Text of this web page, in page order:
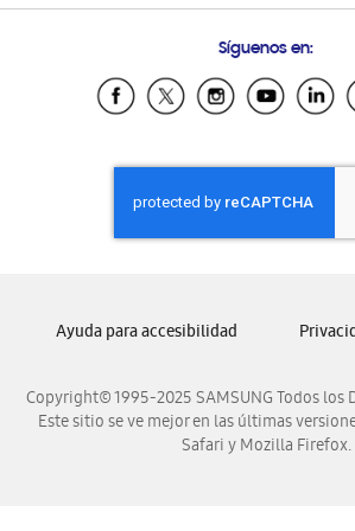
Samsung Ecuador
Samsung El Salvador
Samsung Honduras
Samsung Nicaragua
Samsung Panamá
Samsung Venezuela
Síguenos en:
Copyright© 1995-2025 SAMSUNG Todos los
Este sitio se ve mejor en las últimas
Safari y Mozilla Firefox.
Ayuda para accesibilidad